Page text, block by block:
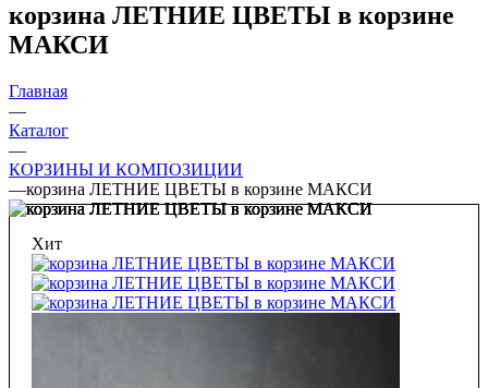
корзина ЛЕТНИЕ ЦВЕТЫ в корзине
МАКСИ
Главная
—
Каталог
—
КОРЗИНЫ И КОМПОЗИЦИИ
—корзина ЛЕТНИЕ ЦВЕТЫ в корзине МАКСИ
Хит